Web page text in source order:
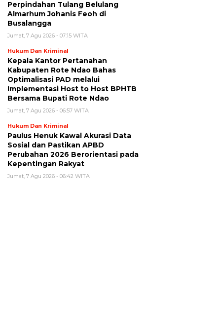
Perpindahan Tulang Belulang
Almarhum Johanis Feoh di
Busalangga
Jumat, 7 Agu 2026 - 07:15 WITA
Hukum Dan Kriminal
Kepala Kantor Pertanahan
Kabupaten Rote Ndao Bahas
Optimalisasi PAD melalui
Implementasi Host to Host BPHTB
Bersama Bupati Rote Ndao
Jumat, 7 Agu 2026 - 06:57 WITA
Hukum Dan Kriminal
Paulus Henuk Kawal Akurasi Data
Sosial dan Pastikan APBD
Perubahan 2026 Berorientasi pada
Kepentingan Rakyat
Jumat, 7 Agu 2026 - 06:42 WITA